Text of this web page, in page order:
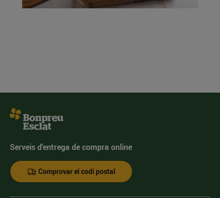
Serveis d'entrega de compra online
Comprovar el codi postal